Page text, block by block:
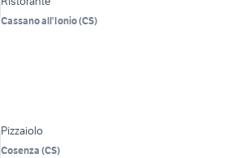
Cassano all'Ionio(CS)
Pizzaiolo
Cosenza (CS)